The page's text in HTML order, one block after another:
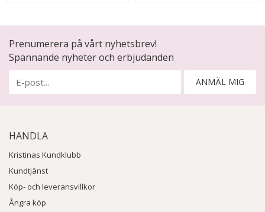
Prenumerera på vårt nyhetsbrev!
Spännande nyheter och erbjudanden
ANMÄL MIG
HANDLA
Kristinas Kundklubb
Kundtjänst
Köp- och leveransvillkor
Ångra köp